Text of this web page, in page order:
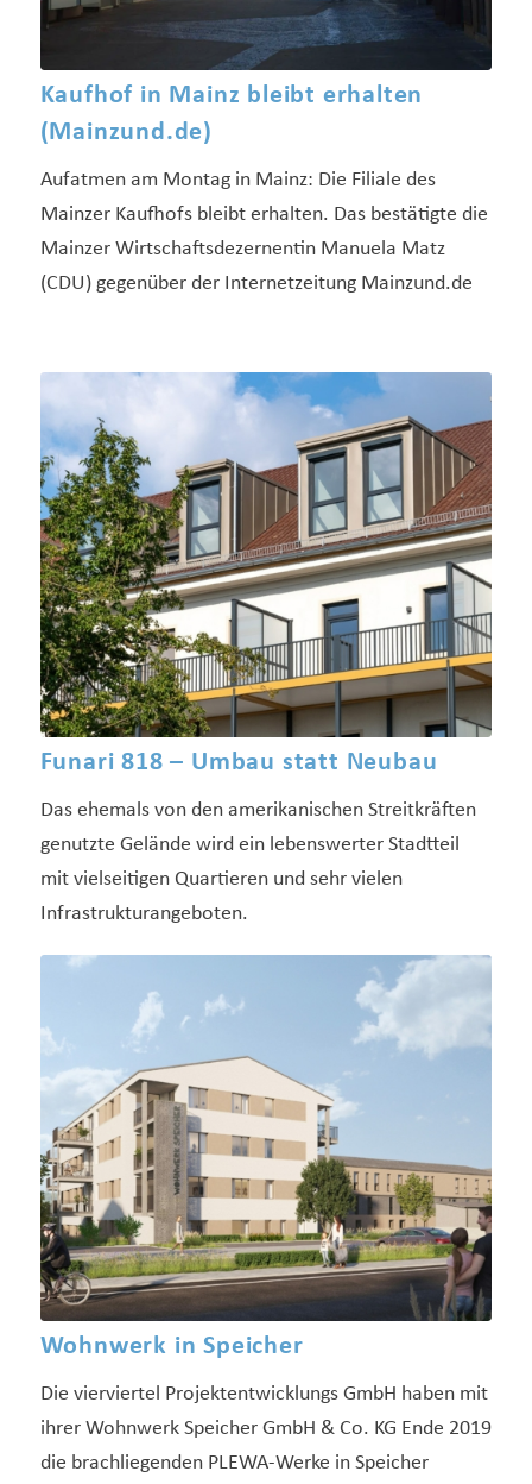
Kaufhof in Mainz bleibt erhalten
(Mainzund.de)
Aufatmen am Montag in Mainz: Die Filiale des
Mainzer Kaufhofs bleibt erhalten. Das bestätigte die
Mainzer Wirtschaftsdezernentin Manuela Matz
(CDU) gegenüber der Internetzeitung Mainzund.de
Funari 818 – Umbau statt Neubau
Das ehemals von den amerikanischen Streitkräften
genutzte Gelände wird ein lebenswerter Stadtteil
mit vielseitigen Quartieren und sehr vielen
Infrastruktur­angeboten.
Wohnwerk in Speicher
Die vierviertel Projektentwicklungs GmbH haben mit
ihrer Wohnwerk Speicher GmbH & Co. KG Ende 2019
die brachliegenden PLEWA-Werke in Speicher